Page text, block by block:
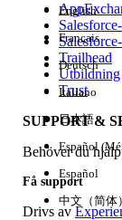
Händelse
Trailhead
Utbildning
Trust
SUPPORT &
Behöver du
Få support
Drivs av
English
Français
Deutsch
Italiano
日本語
Español
Español
中文（简体）